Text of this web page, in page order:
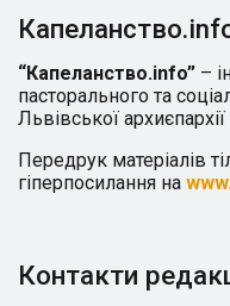
“Капеланство.info” –
пасторального та
Львівської
Передрук матеріалів
гіперпосилання на
Контакти